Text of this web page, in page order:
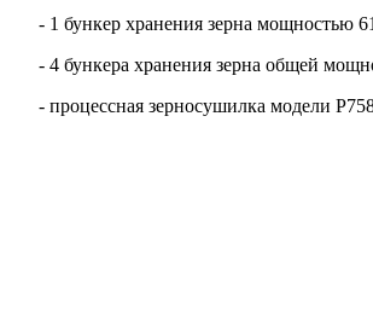
- 1 бункер хранения зерна мощностью
- 4 бункера хранения зерна общей
- процессная зерносушилка модели